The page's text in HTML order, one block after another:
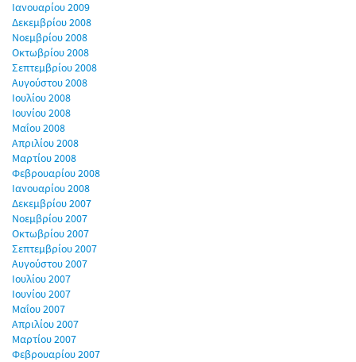
Ιανουαρίου 2009
Δεκεμβρίου 2008
Νοεμβρίου 2008
Οκτωβρίου 2008
Σεπτεμβρίου 2008
Αυγούστου 2008
Ιουλίου 2008
Ιουνίου 2008
Μαΐου 2008
Απριλίου 2008
Μαρτίου 2008
Φεβρουαρίου 2008
Ιανουαρίου 2008
Δεκεμβρίου 2007
Νοεμβρίου 2007
Οκτωβρίου 2007
Σεπτεμβρίου 2007
Αυγούστου 2007
Ιουλίου 2007
Ιουνίου 2007
Μαΐου 2007
Απριλίου 2007
Μαρτίου 2007
Φεβρουαρίου 2007